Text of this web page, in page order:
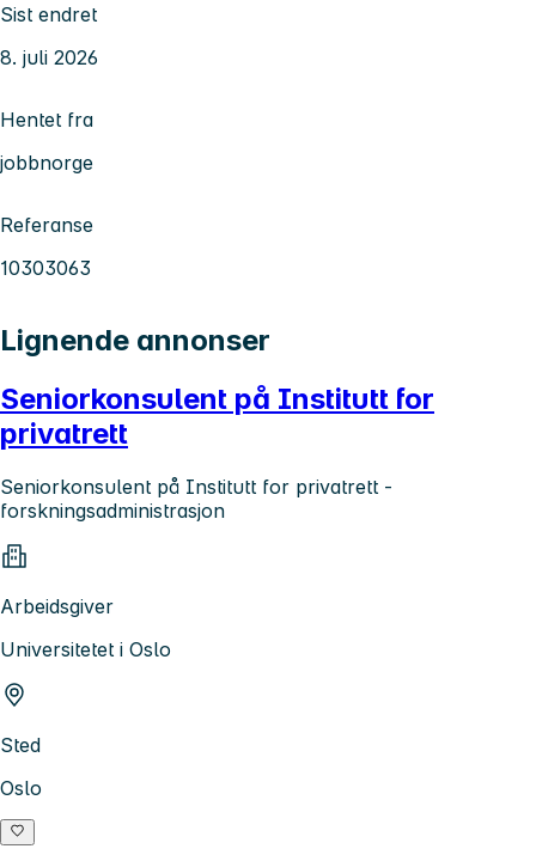
Sist endret
8. juli 2026
Hentet fra
jobbnorge
Referanse
10303063
Lignende annonser
Seniorkonsulent på Institutt for
privatrett
Seniorkonsulent på Institutt for privatrett -
forskningsadministrasjon
Arbeidsgiver
Universitetet i Oslo
Sted
Oslo